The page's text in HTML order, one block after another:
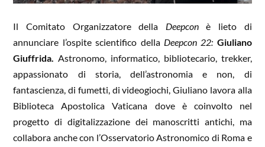
Il Comitato Organizzatore della Deepconè lieto di
annunciare l’ospite scientifico della Deepcon 22: Giuliano
Giuffrida.Astronomo, informatico, bibliotecario, trekker,
appassionato di storia, dell’astronomia e non, di
fantascienza, di fumetti, di videogiochi, Giuliano lavora alla
Biblioteca Apostolica Vaticana dove è coinvolto nel
progetto di digitalizzazione dei manoscritti antichi, ma
collabora anche con l’Osservatorio Astronomico di Roma e